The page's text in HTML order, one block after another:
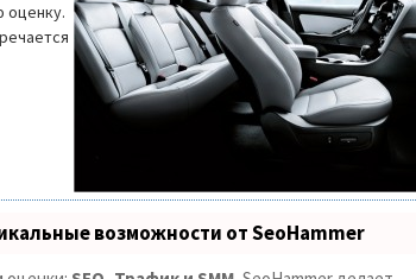
оценку.
возможности от SeoHammer